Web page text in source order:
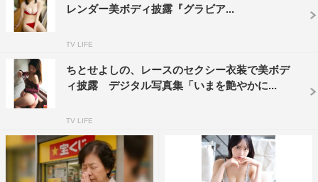
レンダー美ボディ披露『グラビア...
TV LIFE
ちとせよしの、レースのセクシー衣装で美ボデ
ィ披露 デジタル写真集「いまを艶やかに...
TV LIFE